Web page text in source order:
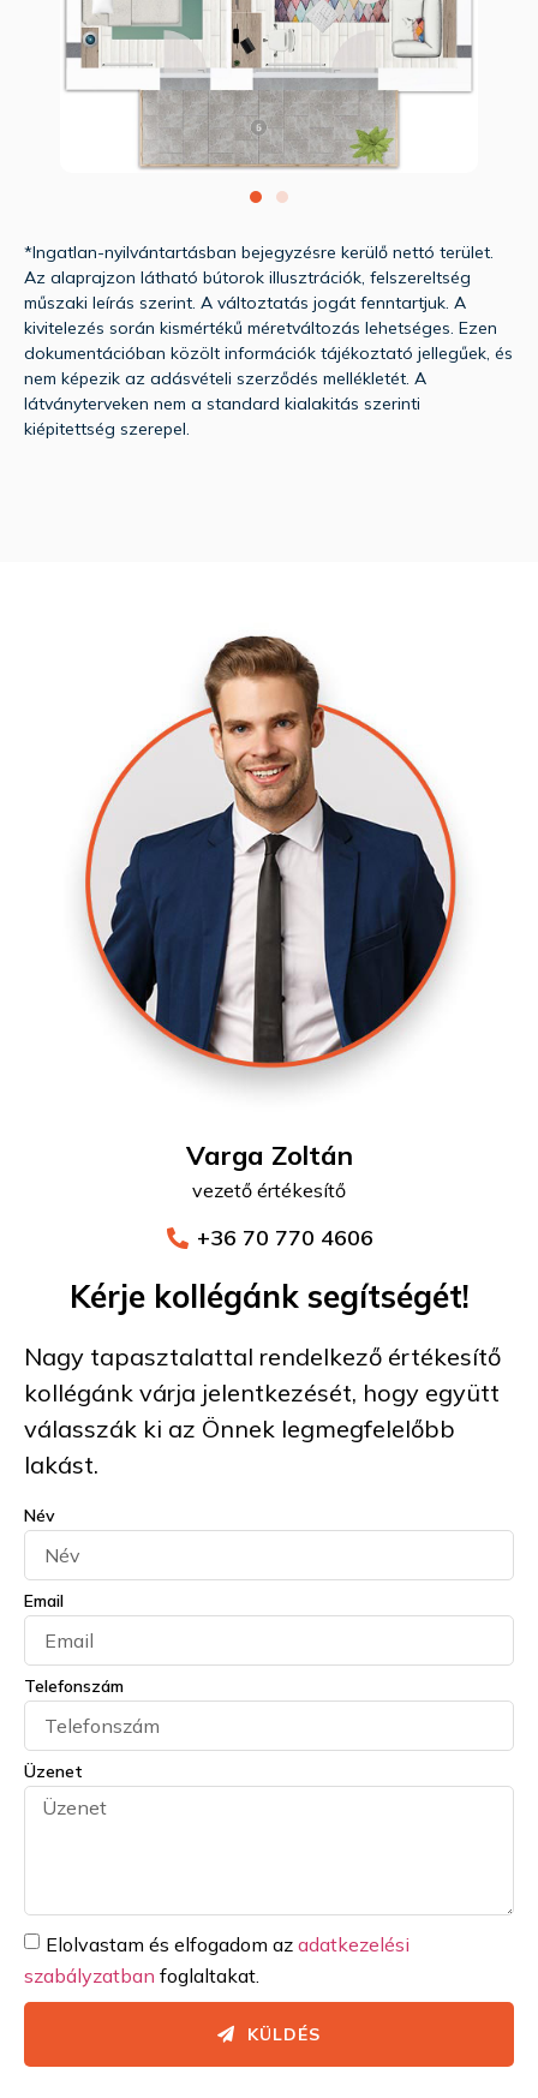
*Ingatlan-nyilvántartásban bejegyzésre kerülő nettó terület.
Az alaprajzon látható bútorok illusztrációk, felszereltség
műszaki leírás szerint. A változtatás jogát fenntartjuk. A
kivitelezés során kismértékű méretváltozás lehetséges. Ezen
dokumentációban közölt információk tájékoztató jellegűek, és
nem képezik az adásvételi szerződés mellékletét. A
látványterveken nem a standard kialakitás szerinti
kiépitettség szerepel.
Varga Zoltán
vezető értékesítő
+36 70 770 4606
Kérje kollégánk segítségét!
Nagy tapasztalattal rendelkező értékesítő
kollégánk várja jelentkezését, hogy együtt
válasszák ki az Önnek legmegfelelőbb
lakást.
Név
Email
Telefonszám
Üzenet
Elolvastam és elfogadom az adatkezelési
szabályzatban foglaltakat.
KÜLDÉS